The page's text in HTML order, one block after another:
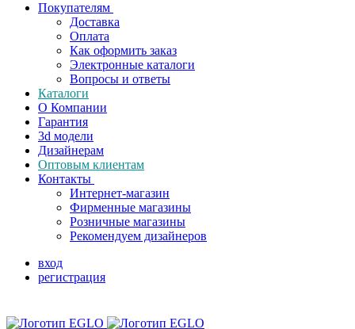
Покупателям
Доставка
Оплата
Как оформить заказ
Электронные каталоги
Вопросы и ответы
Каталоги
О Компании
Гарантия
3d модели
Дизайнерам
Оптовым клиентам
Контакты
Интернет-магазин
Фирменные магазины
Розничные магазины
Рекомендуем дизайнеров
вход
регистрация